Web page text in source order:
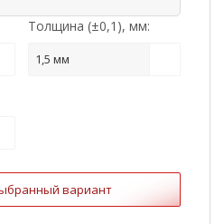
Толщина (±0,1), мм:
1,5 мм
вариант